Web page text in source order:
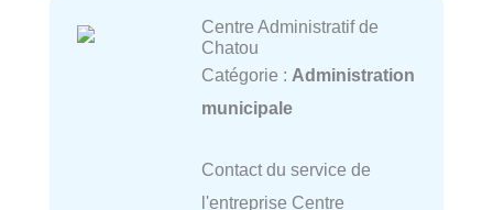
Centre Administratif de
Chatou
Catégorie : Administration
municipale
Contact du service de
l'entreprise Centre